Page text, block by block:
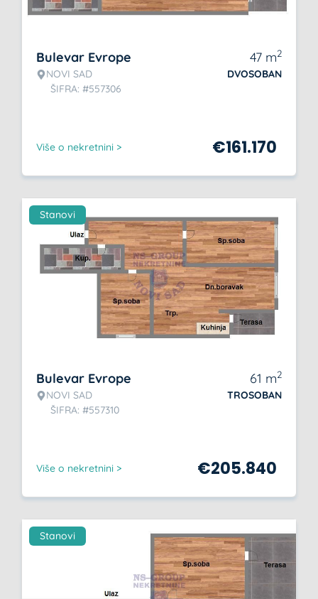
Bulevar Evrope
NOVI SAD
ŠIFRA: #557306
47 m2
DVOSOBAN
Više o nekretnini > €161.170
Stanovi
Bulevar Evrope
NOVI SAD
ŠIFRA: #557310
61 m2
TROSOBAN
Više o nekretnini > €205.840
Stanovi